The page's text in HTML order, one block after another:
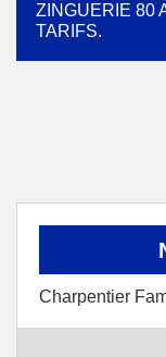
ZINGUERIE 80
TARIFS.
Charpentier